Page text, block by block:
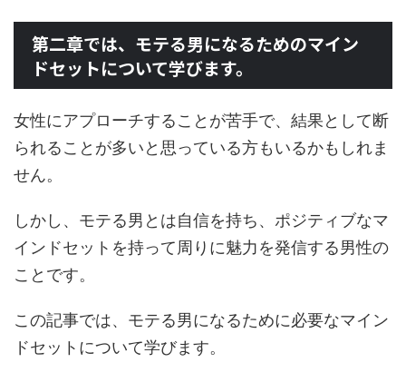
第二章では、モテる男になるためのマイン
ドセットについて学びます。
女性にアプローチすることが苦手で、結果として断
られることが多いと思っている方もいるかもしれま
せん。
しかし、モテる男とは自信を持ち、ポジティブなマ
インドセットを持って周りに魅力を発信する男性の
ことです。
この記事では、モテる男になるために必要なマイン
ドセットについて学びます。